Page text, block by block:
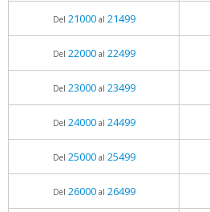
Del 21000al 21499
Del 22000al 22499
Del 23000al 23499
Del 24000al 24499
Del 25000al 25499
Del 26000al 26499